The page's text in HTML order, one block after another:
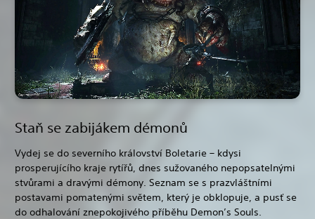
Staň se zabijákem démonů
Vydej se do severního království Boletarie – kdysi
prosperujícího kraje rytířů, dnes sužovaného nepopsatelnými
stvůrami a dravými démony. Seznam se s prazvláštními
postavami pomatenými světem, který je obklopuje, a pusť se
do odhalování znepokojivého příběhu Demon’s Souls.